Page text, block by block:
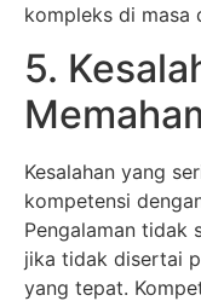
kompleks di masa
5.
Kesalahan yang
kompetensi
Pengalaman tidak
jika tidak disertai
yang tepat.